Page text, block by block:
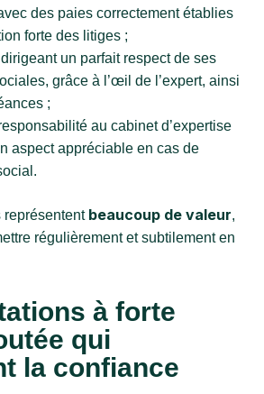
des paies correctement établies
forte des litiges ;
un parfait respect de ses
grâce à l’œil de l’expert, ainsi
;
au cabinet d’expertise
aspect appréciable en cas de
représentent beaucoup de valeur,
régulièrement et subtilement en
à forte
qui
la confiance